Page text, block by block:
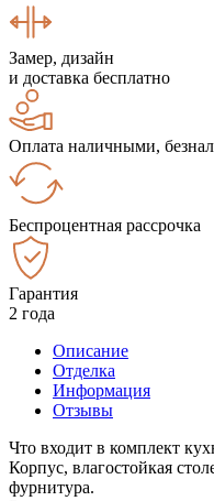
Замер, дизайн
и доставка бесплатно
Оплата наличными,
Беспроцентная рассрочка
Гарантия
2 года
Описание
Отделка
Информация
Отзывы
Что входит в комплект
Корпус, влагостойкая
фурнитура.